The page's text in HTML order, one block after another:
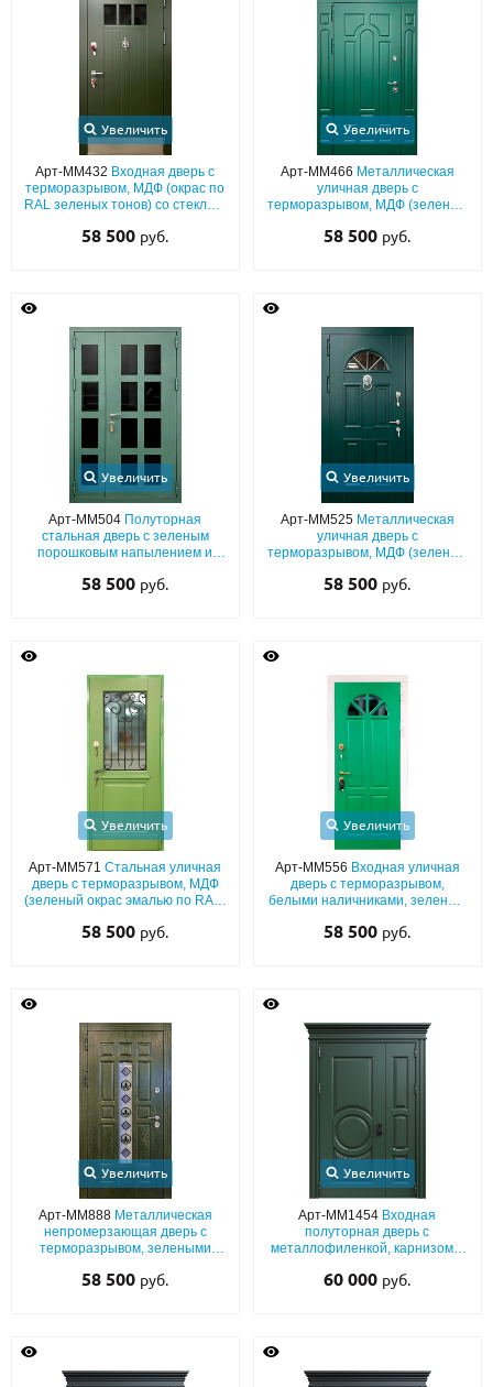
Увеличить
Арт-ММ432 Входная дверь с
терморазрывом, МДФ (окрас по
RAL зеленых тонов) со стеклом,
58 500 руб.
Увеличить
Арт-ММ466 Металлическая
уличная дверь с
терморазрывом, МДФ (зеленый
карнизом
58 500 руб.
Увеличить
Арт-ММ504 Полуторная
стальная дверь с зеленым
порошковым напылением и
58 500 руб.
Увеличить
Арт-ММ525 Металлическая
уличная дверь с
терморазрывом, МДФ (зеленый
раскладом, полукруглым
58 500 руб.
Увеличить
Арт-ММ571Стальная уличная
дверь с терморазрывом, МДФ
(зеленый окрас эмалью по RAL)
58 500 руб.
Увеличить
Арт-ММ556 Входная уличная
дверь с терморазрывом,
белыми наличниками, зеленым
полукруглым стеклом
58 500 руб.
Увеличить
Арт-ММ888 Металлическая
непромерзающая дверь с
терморазрывом, зелеными
витражным стеклом
58 500 руб.
Увеличить
Арт-ММ1454 Входная
полуторная дверь с
металлофиленкой, карнизом и
60 000 руб.